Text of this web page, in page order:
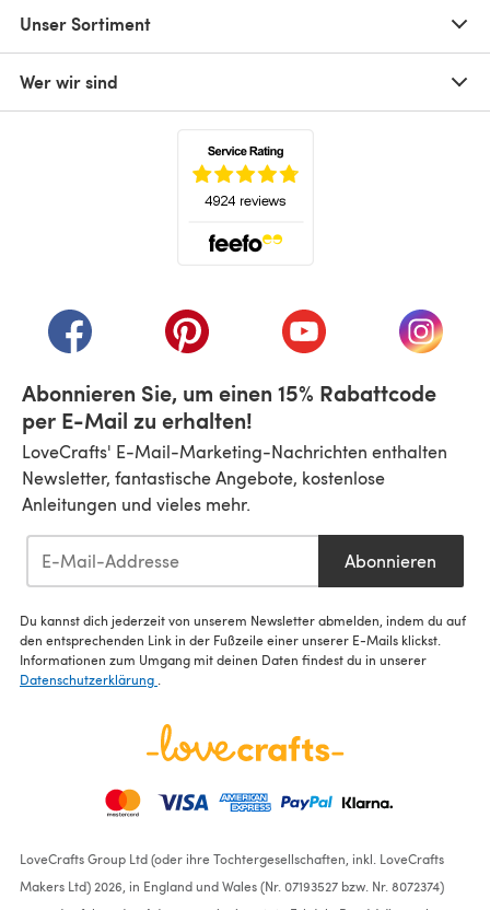
Unser Sortiment
Wer wir sind
(öffnet sich in einem neuen Tab)
(öffnet sich in einem neuen Tab)
(öffnet sich in einem
(öffnet
Abonnieren Sie, um einen 15% Rabattcode
per E-Mail zu erhalten!
LoveCrafts' E-Mail-Marketing-Nachrichten enthalten
Newsletter, fantastische Angebote, kostenlose
Anleitungen und vieles mehr.
Abonnieren
Du kannst dich jederzeit von unserem Newsletter abmelden, indem du auf
den entsprechenden Link in der Fußzeile einer unserer E-Mails klickst.
Informationen zum Umgang mit deinen Daten findest du in unserer
Datenschutzerklärung
LoveCrafts Group Ltd (oder ihre Tochtergesellschaften, inkl. LoveCrafts
Makers Ltd) 2026, in England und Wales (Nr. 07193527 bzw. Nr. 8072374)